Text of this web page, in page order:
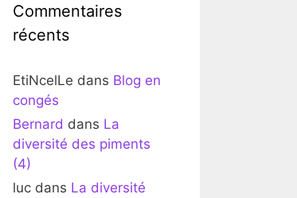
Commentaires
récents
EtiNcelLe dans Blog en
congés
Bernard dans La
diversité des piments
(4)
luc dans La diversité